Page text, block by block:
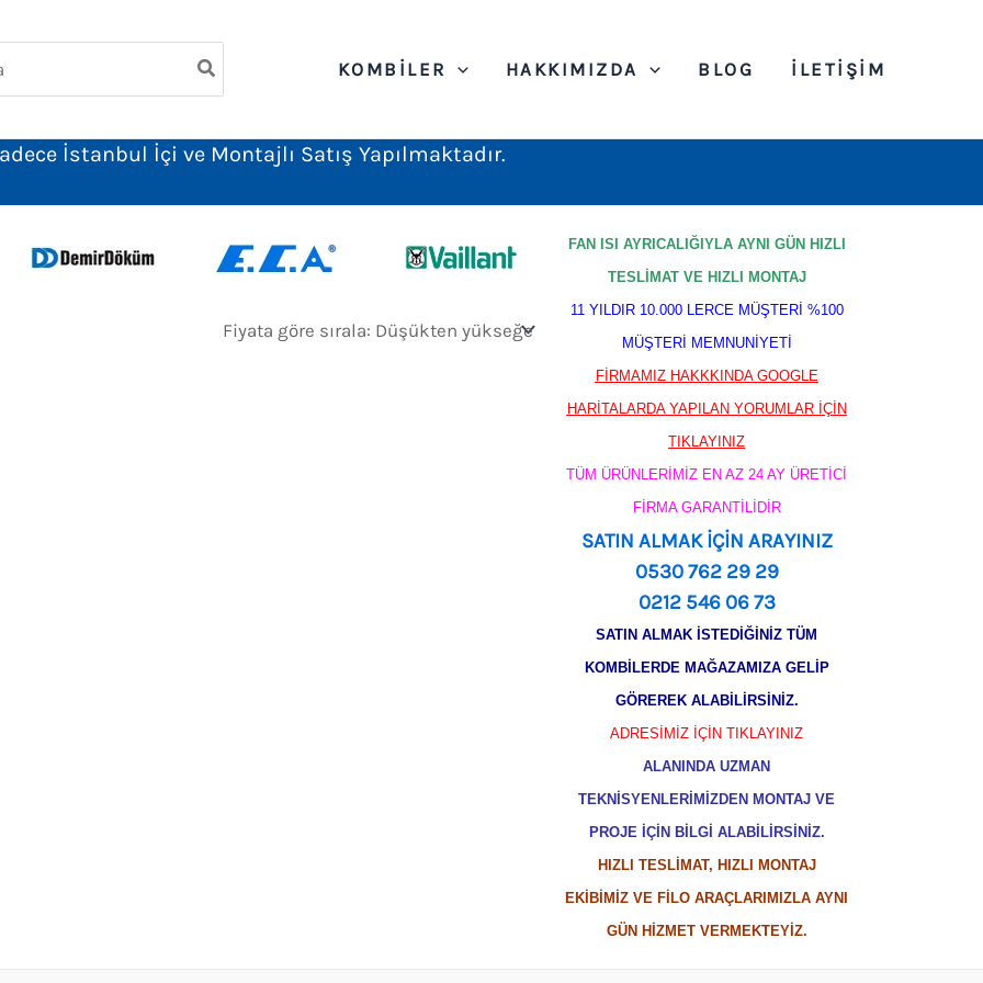
KOMBILER HAKKIMIZDA BLOG İLETIŞIM
İstanbul İçi ve Montajlı Satış Yapılmaktadır.
FAN ISI AYRICALIĞIYLA AYNI GÜN HIZLI
TESLİMAT VE HIZLI MONTAJ
11 YILDIR 10.000 LERCE MÜŞTERİ %100
MÜŞTERİ MEMNUNİYETİ
FİRMAMIZ HAKKKINDA GOOGLE
HARİTALARDA YAPILAN YORUMLAR İÇİN
TIKLAYINIZ
TÜM ÜRÜNLERİMİZ EN AZ 24 AY ÜRETİCİ
FİRMA GARANTİLİDİR
SATIN ALMAK İÇİN ARAYINIZ
0530 762 29 29
0212 546 06 73
SATIN ALMAK İSTEDİĞİNİZ TÜM
KOMBİLERDE MAĞAZAMIZA GELİP
GÖREREK ALABİLİRSİNİZ.
ADRESİMİZ İÇİN TIKLAYINIZ
ALANINDA UZMAN
TEKNİSYENLERİMİZDEN MONTAJ VE
PROJE İÇİN BİLGİ ALABİLİRSİNİZ.
HIZLI TESLİMAT, HIZLI MONTAJ
EKİBİMİZ VE FİLO ARAÇLARIMIZLA AYNI
GÜN HİZMET VERMEKTEYİZ.